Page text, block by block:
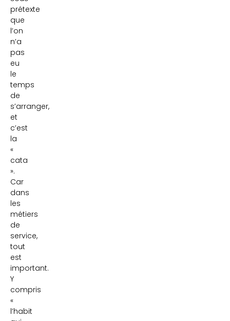
prétexte
que
l’on
n’a
pas
eu
le
temps
de
s’arranger,
et
c’est
la
«
cata
».
Car
dans
les
métiers
de
service,
tout
est
important.
Y
compris
«
l’habit